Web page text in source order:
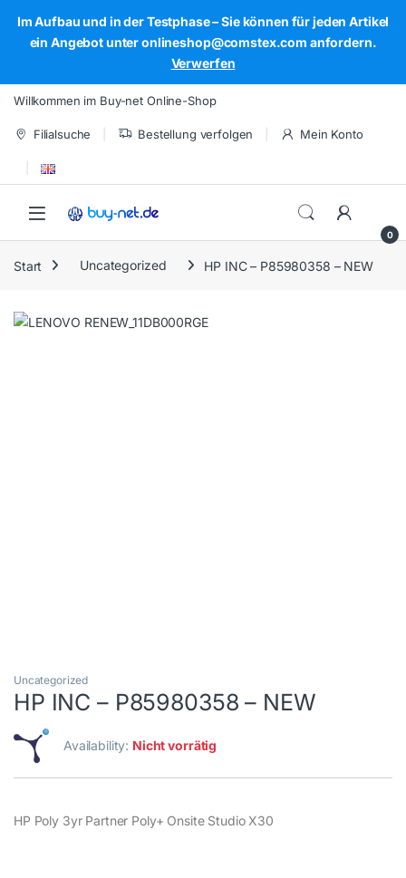
Im Aufbau und in der Testphase – Sie können für jeden Artikel
ein Angebot unter onlineshop@comstex.com anfordern.
Verwerfen
Skip to navigation
Skip to content
Willkommen im Buy-net Online-Shop
Filialsuche Bestellung verfolgen Mein Konto
Open
0
Start Uncategorized HP INC – P85980358 – NEW
Uncategorized
HP INC – P85980358 – NEW
Availability: Nicht vorrätig
HP Poly 3yr Partner Poly+ Onsite Studio X30